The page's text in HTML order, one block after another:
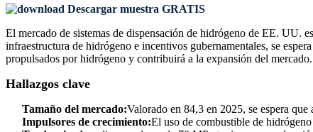
Descargar muestra GRATIS
El mercado de sistemas de dispensación de hidrógeno de EE. UU.
infraestructura de hidrógeno e incentivos gubernamentales, se
propulsados ​​por hidrógeno y contribuirá a la expansión del mercado.
Hallazgos clave
Tamaño del mercado:Valorado en 84,3 en 2025, se espera
Impulsores de crecimiento:El uso de combustible de